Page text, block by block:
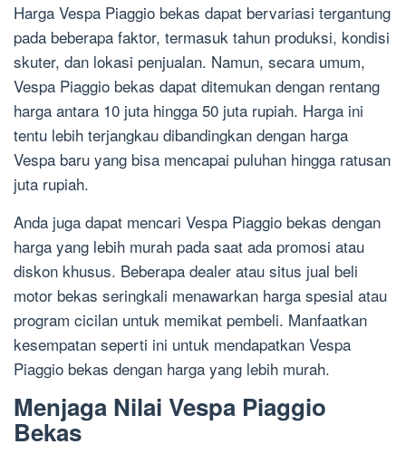
Harga Vespa Piaggio bekas dapat bervariasi tergantung
pada beberapa faktor, termasuk tahun produksi, kondisi
skuter, dan lokasi penjualan. Namun, secara umum,
Vespa Piaggio bekas dapat ditemukan dengan rentang
harga antara 10 juta hingga 50 juta rupiah. Harga ini
tentu lebih terjangkau dibandingkan dengan harga
Vespa baru yang bisa mencapai puluhan hingga ratusan
juta rupiah.
Anda juga dapat mencari Vespa Piaggio bekas dengan
harga yang lebih murah pada saat ada promosi atau
diskon khusus. Beberapa dealer atau situs jual beli
motor bekas seringkali menawarkan harga spesial atau
program cicilan untuk memikat pembeli. Manfaatkan
kesempatan seperti ini untuk mendapatkan Vespa
Piaggio bekas dengan harga yang lebih murah.
Menjaga Nilai Vespa Piaggio
Bekas